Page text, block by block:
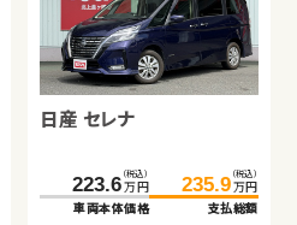
日産 セレナ
223.6 （税込）
万円
車両本体価格
235.9 （税込）
万円
支払総額
トヨタ プリウスＰＨＶ
369.7 （税込）
万円
車両本体価格
379.0 （税込）
万円
支払総額
ダイハツ タント
88.0 （税込）
万円
車両本体価格
94.7 （税込）
万円
支払総額
スズキ ワゴンＲ スティン
25.6 （税込）
万円
車両本体価格
29.8 （税込）
万円
支払総額